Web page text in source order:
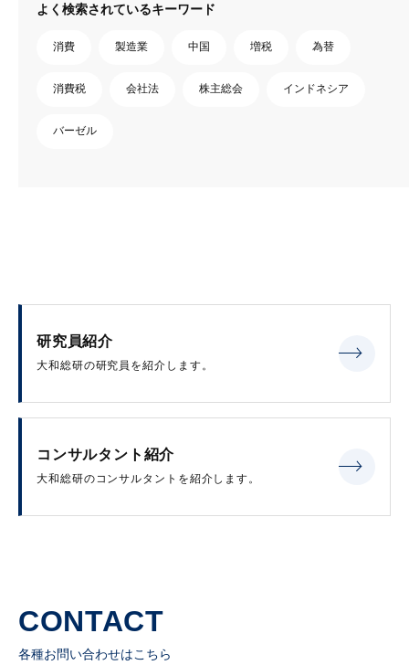
よく検索されているキーワード
消費 製造業 中国 増税 為替
消費税 会社法 株主総会 インドネシア
バーゼル
研究員紹介
大和総研の研究員を紹介します。
コンサルタント紹介
大和総研のコンサルタントを紹介します。
CONTACT
各種お問い合わせはこちら